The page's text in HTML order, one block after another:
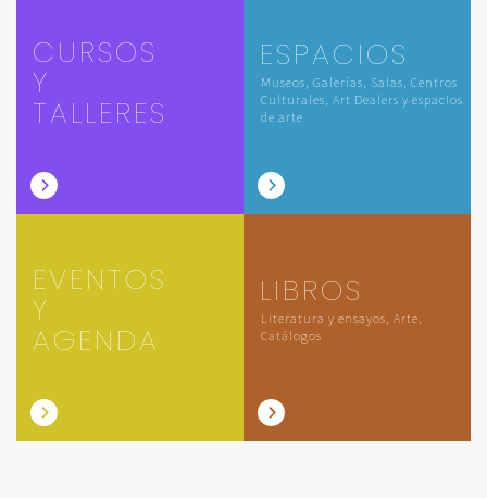
CURSOS
Y
TALLERES
ESPACIOS
Museos, Galerías, Salas, Centros
Culturales, Art Dealers y espacios
de arte
EVENTOS
Y
AGENDA
LIBROS
Literatura y ensayos, Arte,
Catálogos